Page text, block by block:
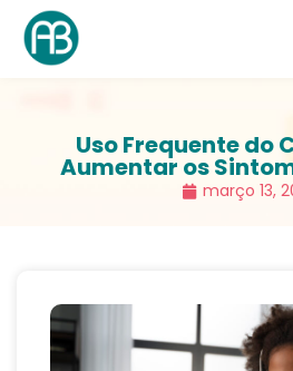
Uso Frequente do
Aumentar os
março 13,